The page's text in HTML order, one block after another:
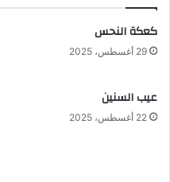
كعكة النحس
29 أغسطس، 2025
عيب السنين
22 أغسطس، 2025